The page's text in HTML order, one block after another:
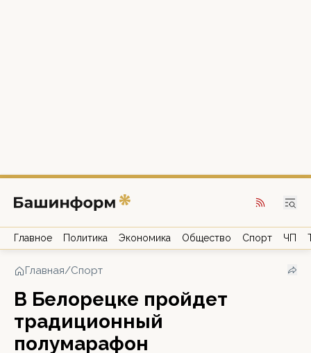
Главное Политика Экономика Общество Спорт ЧП
Главная/Спорт
В Белорецке пройдет
традиционный
полумарафон